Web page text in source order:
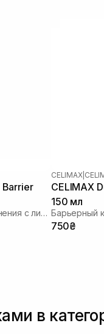
Barrier
Тонер для глубокого увлажнения с лизатом бифидобактерий 85%
CELIMAX
CELIMAX
150 мл
Барьерный
750₴
в